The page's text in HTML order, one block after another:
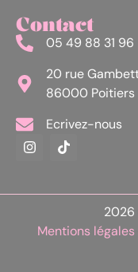
Contact
05 49 88 31 96
20 rue
86000 Poitiers
Ecrivez-nous
2026
Mentions légales